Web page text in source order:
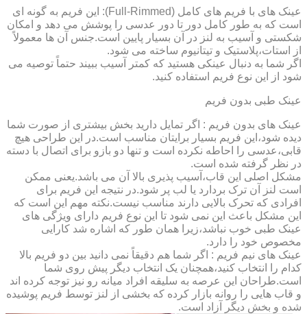
عینک های با فریم های کامل (Full-Rimmed): این فریم به گونه ای
است که به طور کامل دور تا دور عدسی را پوشش می دهد و امکان
شکستی و آسیب به لنز در آن بسیار پایین است.جنس آن ها معمولاً
از استات،پلاستیک و تیتانیوم ساخته می شود.
اگر شما به دنبال عینکی هستید که کمتر آسیب ببیند حتماً توصیه می
شود از این نوع فریم استفاده کنید.
عینک طبی بدون فریم
عینک های بدون فریم : اگر تمایل دارید بخش بیشتری از صورت شما
دیده شود،این فریم بسیار برایتان مناسب است.در این طراحی هیچ
قابی،عدسی را احاطه نکرده است و تنها دو بازو برای اتصال با دسته
در نظر گرفته شده است.
مشکل اصلی این قاب،آسیب پذیری بالا آن می باشد.یعنی ممکن
است لنز آن ترک بردارد یا لب پر شود.در نتیجه این فریم برای
افرادی که تحرک بالایی دارند مناسب نیست.نکته مهم این است که
این مشکل باعث این نمی شود تا این نوع فریم دارای ویژگی های
عینک طبی خوب نباشد،زیرا همان طور که اشاره شد کارایی
مخصوص خود را دارد.
عینک های نیم فریم : اگر شما هم دقیقاً نمی دانید بین دو فریم بالا
کدام را انتخاب کنید،همچنان یک انتخاب دیگر پیش روی شما
است.طراحان این عرصه به سلیقه افراد میانه رو نیز توجه کرده اند
و قاب هایی را روانه بازار کرده که بخشی از لنز توسط فریم پوشیده
شده و بخش دیگر آزاد است.